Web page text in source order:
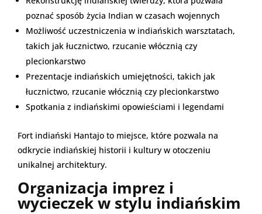
poznać sposób życia Indian w czasach wojennych
Możliwość uczestniczenia w indiańskich warsztatach,
takich jak łucznictwo, rzucanie włócznią czy
plecionkarstwo
Prezentacje indiańskich umiejętności, takich jak
łucznictwo, rzucanie włócznią czy plecionkarstwo
Spotkania z indiańskimi opowieściami i legendami
Fort indiański Hantajo to miejsce, które pozwala na
odkrycie indiańskiej historii i kultury w otoczeniu
unikalnej architektury.
Organizacja imprez i
wycieczek w stylu indiańskim